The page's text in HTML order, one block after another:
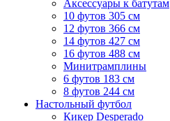
Аксессуары к батутам
10 футов 305 см
12 футов 366 см
14 футов 427 см
16 футов 488 см
Минитрамплины
6 футов 183 см
8 футов 244 см
Настольный футбол
Кикер Desperado